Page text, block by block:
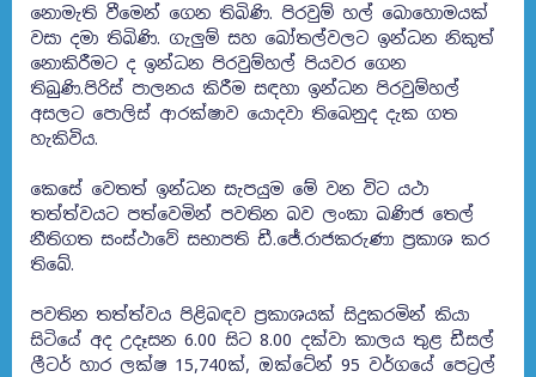
නොමැති වීමෙන් ගෙන තිබිණි. පිරවුම් හල් බොහොමයක්
වසා දමා තිබිණි. ගැලුම් සහ බෝතල්වලට ඉන්ධන නිකුත්
නොකිරීමට ද ඉන්ධන පිරවුම්හල් පියවර ගෙන
තිබුණි.පිරිස් පාලනය කිරීම සඳහා ඉන්ධන පිරවුම්හල්
අසලට පොලිස් ආරක්ෂාව යොදවා තිබෙනුද දැක ගත
හැකිවිය.
කෙසේ වෙතත් ඉන්ධන සැපයුම මේ වන විට යථා
තත්ත්වයට පත්වෙමින් පවතින බව ලංකා ඛණිජ තෙල්
නීතිගත සංස්ථාවේ සභාපති ඩී.ජේ.රාජකරුණා ප්‍රකාශ කර
තිබේ.
පවතින තත්ත්වය පිළිබඳව ප්‍රකාශයක් සිදුකරමින් කියා
සිටියේ අද උදෑසන 6.00 සිට 8.00 දක්වා කාලය තුළ ඩීසල්
ලීටර් හාර ලක්ෂ 15,740ක්, ඔක්ටේන් 95 වර්ගයේ පෙට්‍රල්